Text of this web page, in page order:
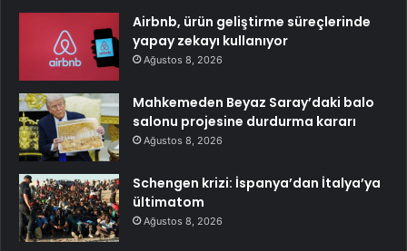
Airbnb, ürün geliştirme süreçlerinde
yapay zekayı kullanıyor
Ağustos 8, 2026
Mahkemeden Beyaz Saray’daki balo
salonu projesine durdurma kararı
Ağustos 8, 2026
Schengen krizi: İspanya’dan İtalya’ya
ültimatom
Ağustos 8, 2026